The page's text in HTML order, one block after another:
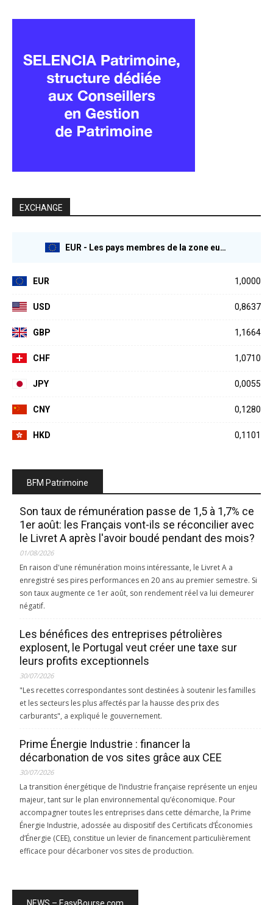
EXCHANGE
EUR - Les pays membres de la zone euro
EUR 1,0000
USD 0,8637
GBP 1,1664
CHF 1,0710
JPY 0,0055
CNY 0,1280
HKD 0,1101
BFM Patrimoine
Son taux de rémunération passe de 1,5 à 1,7% ce
1er août: les Français vont-ils se réconcilier avec
le Livret A après l'avoir boudé pendant des mois?
01/08/2026
En raison d'une rémunération moins intéressante, le Livret A a
enregistré ses pires performances en 20 ans au premier semestre. Si
son taux augmente ce 1er août, son rendement réel va lui demeurer
négatif.
Les bénéfices des entreprises pétrolières
explosent, le Portugal veut créer une taxe sur
leurs profits exceptionnels
30/07/2026
"Les recettes correspondantes sont destinées à soutenir les familles
et les secteurs les plus affectés par la hausse des prix des
carburants", a expliqué le gouvernement.
Prime Énergie Industrie : financer la
décarbonation de vos sites grâce aux CEE
30/07/2026
La transition énergétique de l’industrie française représente un enjeu
majeur, tant sur le plan environnemental qu’économique. Pour
accompagner toutes les entreprises dans cette démarche, la Prime
Énergie Industrie, adossée au dispositif des Certificats d’Économies
d’Énergie (CEE), constitue un levier de financement particulièrement
efficace pour décarboner vos sites de production.